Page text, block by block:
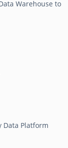
Warehouse to
Data Platform